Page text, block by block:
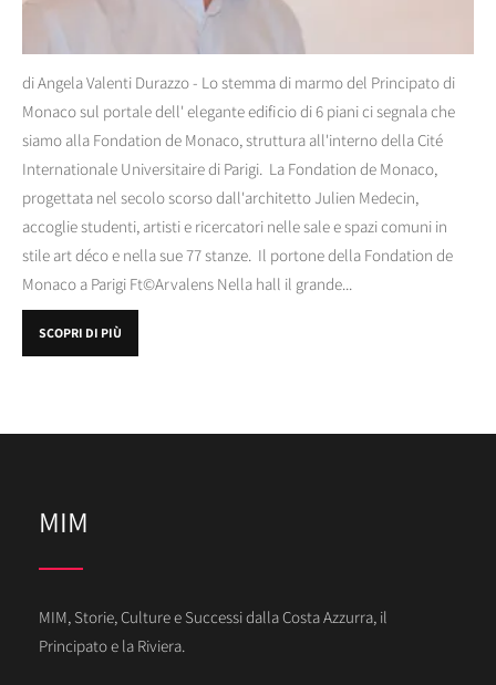
di Angela Valenti Durazzo - Lo stemma di marmo del Principato di
Monaco sul portale dell' elegante edificio di 6 piani ci segnala che
siamo alla Fondation de Monaco, struttura all'interno della Cité
Internationale Universitaire di Parigi. La Fondation de Monaco,
progettata nel secolo scorso dall'architetto Julien Medecin,
accoglie studenti, artisti e ricercatori nelle sale e spazi comuni in
stile art déco e nella sue 77 stanze. Il portone della Fondation de
Monaco a Parigi Ft©Arvalens Nella hall il grande...
SCOPRI DI PIÙ
MIM
MIM, Storie, Culture e Successi dalla Costa Azzurra, il
Principato e la Riviera.